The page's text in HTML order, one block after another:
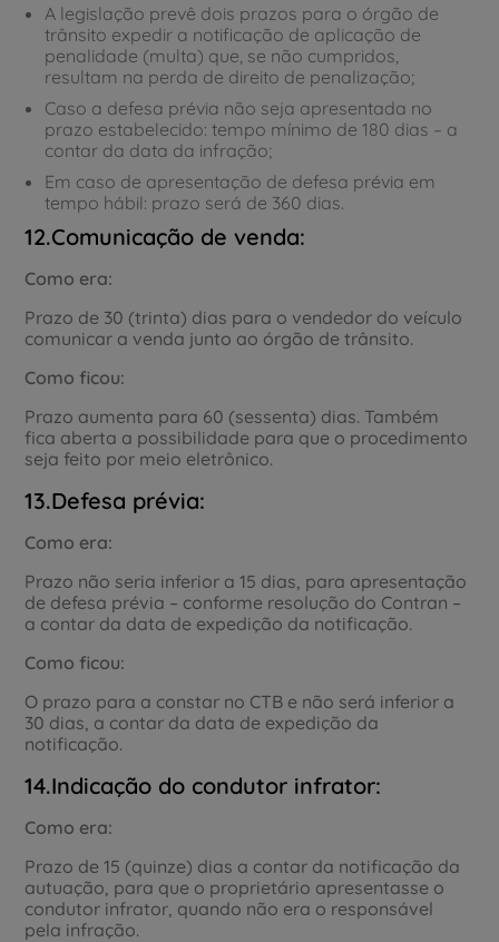
A legislação prevê dois prazos para o órgão de
trânsito expedir a notificação de aplicação de
penalidade (multa) que, se não cumpridos,
resultam na perda de direito de penalização;
Caso a defesa prévia não seja apresentada no
prazo estabelecido: tempo mínimo de 180 dias – a
contar da data da infração;
Em caso de apresentação de defesa prévia em
tempo hábil: prazo será de 360 dias.
12.Comunicação de venda:
Como era:
Prazo de 30 (trinta) dias para o vendedor do veículo
comunicar a venda junto ao órgão de trânsito.
Como ficou:
Prazo aumenta para 60 (sessenta) dias. Também
fica aberta a possibilidade para que o procedimento
seja feito por meio eletrônico.
13.Defesa prévia:
Como era:
Prazo não seria inferior a 15 dias, para apresentação
de defesa prévia – conforme resolução do Contran –
a contar da data de expedição da notificação.
Como ficou:
O prazo para a constar no CTB e não será inferior a
30 dias, a contar da data de expedição da
notificação.
14.Indicação do condutor infrator:
Como era:
Prazo de 15 (quinze) dias a contar da notificação da
autuação, para que o proprietário apresentasse o
condutor infrator, quando não era o responsável
pela infração.